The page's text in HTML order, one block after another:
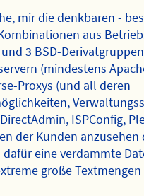
mir die denkbaren -
aus
3 BSD-
(mindestens
Proxys (und all deren
ISPConfig,
der Kunden anzusehen
eine verdammte
große